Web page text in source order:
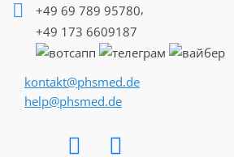
+49 69 789 95780,
+49 173 6609187
kontakt@phsmed.de
help@phsmed.de